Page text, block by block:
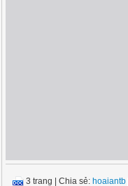
3 trang |Chia sẻ: hoaiantb